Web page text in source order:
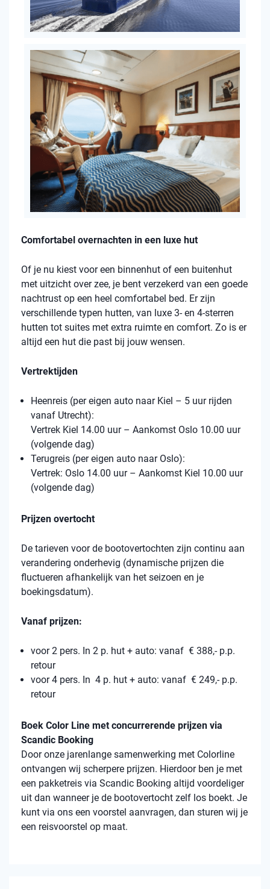
Comfortabel overnachten in een luxe hut
Of je nu kiest voor een binnenhut of een buitenhut
met uitzicht over zee, je bent verzekerd van een goede
nachtrust op een heel comfortabel bed. Er zijn
verschillende typen hutten, van luxe 3- en 4-sterren
hutten tot suites met extra ruimte en comfort. Zo is er
altijd een hut die past bij jouw wensen.
Vertrektijden
Heenreis (per eigen auto naar Kiel – 5 uur rijden
vanaf Utrecht):
Vertrek Kiel 14.00 uur – Aankomst Oslo 10.00 uur
(volgende dag)
Terugreis (per eigen auto naar Oslo):
Vertrek: Oslo 14.00 uur – Aankomst Kiel 10.00 uur
(volgende dag)
Prijzen overtocht
De tarieven voor de bootovertochten zijn continu aan
verandering onderhevig (dynamische prijzen die
fluctueren afhankelijk van het seizoen en je
boekingsdatum).
Vanaf prijzen:
voor 2 pers. In 2 p. hut + auto: vanaf € 388,- p.p.
retour
voor 4 pers. In 4 p. hut + auto: vanaf € 249,- p.p.
retour
Boek Color Line met concurrerende prijzen via
Scandic Booking
Door onze jarenlange samenwerking met Colorline
ontvangen wij scherpere prijzen. Hierdoor ben je met
een pakketreis via Scandic Booking altijd voordeliger
uit dan wanneer je de bootovertocht zelf los boekt. Je
kunt via ons een voorstel aanvragen, dan sturen wij je
een reisvoorstel op maat.